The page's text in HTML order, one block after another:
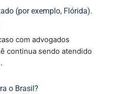
(por exemplo, Flórida).
com advogados
continua sendo atendido
o Brasil?